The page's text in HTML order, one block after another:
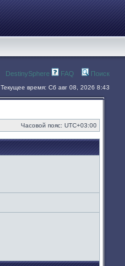
DestinySphere FAQ Поиск
Текущее время: Сб авг 08, 2026 8:43
Часовой пояс: UTC+03:00